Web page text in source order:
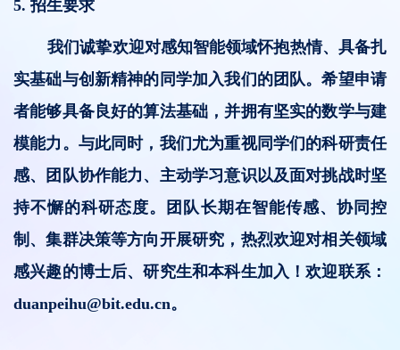
5. 招生要求
我们诚挚欢迎对感知智能领域怀抱热情、具备扎
实基础与创新精神的同学加入我们的团队。希望申请
者能够具备良好的算法基础，并拥有坚实的数学与建
模能力。与此同时，我们尤为重视同学们的科研责任
感、团队协作能力、主动学习意识以及面对挑战时坚
持不懈的科研态度。团队长期在智能传感、协同控
制、集群决策等方向开展研究，热烈欢迎对相关领域
感兴趣的博士后、研究生和本科生加入！欢迎联系：
duanpeihu@bit.edu.cn。